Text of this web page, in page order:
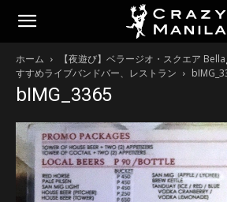
ホーム
【夜遊び】ベラージオ・スクエア
すすめライブバンドバー、レストラン
bIMG_3365